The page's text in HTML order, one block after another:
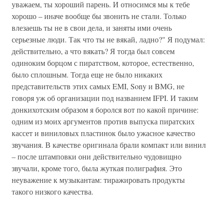
уважаем, ты хороший парень. И относимся мы к тебе
хорошо – иначе вообще бы звонить не стали. Только
влезаешь ты не в свои дела, и заняты ими очень
серьезные люди. Так что ты не вякай, ладно?" Я подумал:
действительно, а что вякать? Я тогда был совсем
одиноким борцом с пиратством, которое, естественно,
было сплошным. Тогда еще не было никаких
представительств этих самых EMI, Sony и BMG, не
говоря уж об организации под названием IFPI. И таким
донкихотским образом я боролся вот по какой причине:
одним из моих аргументов против выпуска пиратских
кассет и виниловых пластинок было ужасное качество
звучания. В качестве оригинала брали компакт или винил
– после штамповки они действительно чудовищно
звучали, кроме того, была жуткая полиграфия. Это
неуважение к музыкантам: тиражировать продукты
такого низкого качества.